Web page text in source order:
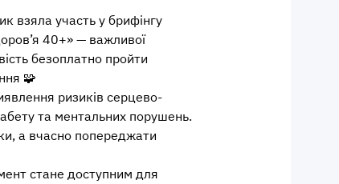
взяла участь у брифінгу
40+» — важливої
безоплатно пройти
🧩
ризиків серцево-
та ментальних порушень.
а вчасно попереджати
стане доступним для